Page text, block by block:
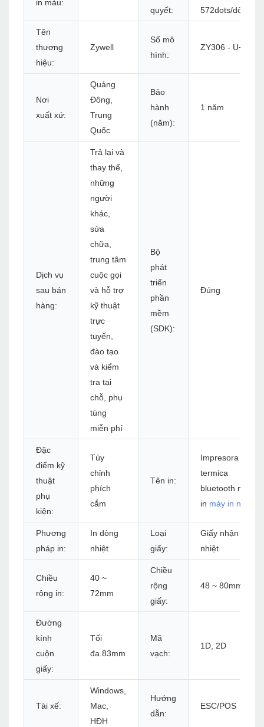
in màu:
quyết:
572dots/dòng
Tên
thương
hiệu:
Zywell
Số mô
hình:
ZY306 - U+B
Nơi
xuất xứ:
Quảng
Đông,
Trung
Quốc
Bảo
hành
(năm):
1 năm
Dịch vụ
sau bán
hàng:
Trả lại và
thay thế,
những
người
khác,
sửa
chữa,
trung tâm
cuộc gọi
và hỗ trợ
kỹ thuật
trực
tuyến,
đào tạo
và kiểm
tra tại
chỗ, phụ
tùng
miễn phí
Bộ
phát
triển
phần
mềm
(SDK):
Đúng
Đặc
điểm kỹ
thuật
phụ
kiện:
Tùy
chỉnh
phích
cắm
Tên in:
Impresora
termica
bluetooth máy
in máy in nhiệt
Phương
pháp in:
In dòng
nhiệt
Loại
giấy:
Giấy nhận
nhiệt
Chiều
rộng in:
40 ~
72mm
Chiều
rộng
giấy:
48 ~ 80mm
Đường
kính
cuộn
giấy:
Tối
đa.83mm
Mã
vạch:
1D, 2D
Tài xế:
Windows,
Mac,
HĐH
Hướng
dẫn:
ESC/POS